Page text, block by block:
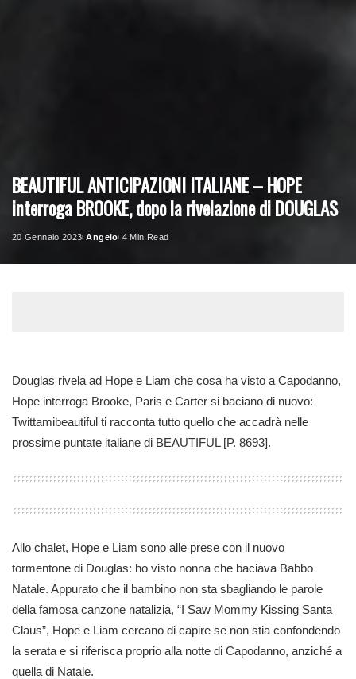
BEAUTIFUL ANTICIPAZIONI ITALIANE – HOPE
interroga BROOKE, dopo la rivelazione di DOUGLAS
20 Gennaio 2023
Posted
Angelo 4 Min Read
Douglas rivela ad Hope e Liam che cosa ha visto a Capodanno,
Hope interroga Brooke, Paris e Carter si baciano di nuovo:
Twittamibeautiful ti racconta tutto quello che accadrà nelle
prossime puntate italiane di BEAUTIFUL [P. 8693].
Allo chalet, Hope e Liam sono alle prese con il nuovo
tormentone di Douglas: ho visto nonna che baciava Babbo
Natale. Appurato che il bambino non sta sbagliando le parole
della famosa canzone natalizia, “I Saw Mommy Kissing Santa
Claus”, Hope e Liam cercano di capire se non stia confondendo
la serata e si riferisca proprio alla notte di Capodanno, anziché a
quella di Natale.